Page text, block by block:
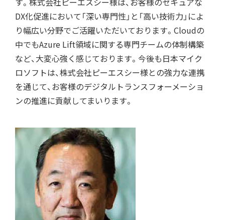
DX化促進において「深い専門性」と「高い技術力」によ
り幅広い分野でご活躍いただいております。Cloudの
中でもAzure Lift領域に関する専門チームの体制構築
など、大変心強く感じております。今後も日本マイク
ロソフトは、株式会社ピーエスシー様との強力な連携
を通じて、お客様のデジタルトランスフォーメーショ
ンの推進に貢献してまいります。